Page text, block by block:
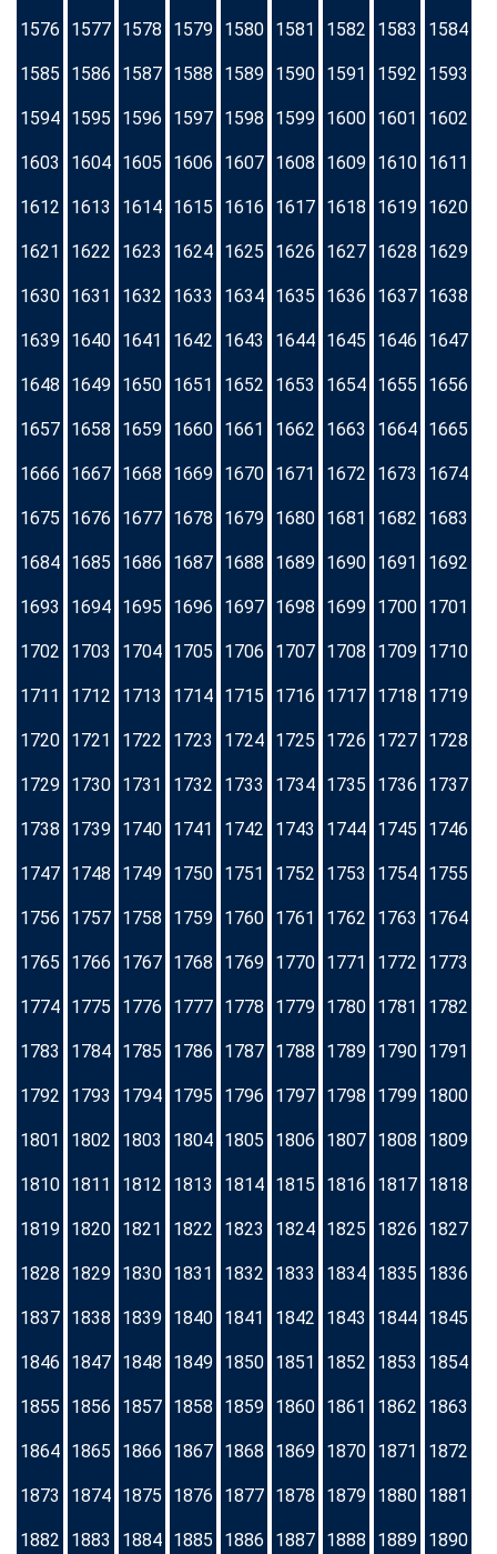
1576 1577 1578 1579 1580 1581 1582 1583 1584
1585 1586 1587 1588 1589 1590 1591 1592 1593
1594 1595 1596 1597 1598 1599 1600 1601 1602
1603 1604 1605 1606 1607 1608 1609 1610 1611
1612 1613 1614 1615 1616 1617 1618 1619 1620
1621 1622 1623 1624 1625 1626 1627 1628 1629
1630 1631 1632 1633 1634 1635 1636 1637 1638
1639 1640 1641 1642 1643 1644 1645 1646 1647
1648 1649 1650 1651 1652 1653 1654 1655 1656
1657 1658 1659 1660 1661 1662 1663 1664 1665
1666 1667 1668 1669 1670 1671 1672 1673 1674
1675 1676 1677 1678 1679 1680 1681 1682 1683
1684 1685 1686 1687 1688 1689 1690 1691 1692
1693 1694 1695 1696 1697 1698 1699 1700 1701
1702 1703 1704 1705 1706 1707 1708 1709 1710
1711 1712 1713 1714 1715 1716 1717 1718 1719
1720 1721 1722 1723 1724 1725 1726 1727 1728
1729 1730 1731 1732 1733 1734 1735 1736 1737
1738 1739 1740 1741 1742 1743 1744 1745 1746
1747 1748 1749 1750 1751 1752 1753 1754 1755
1756 1757 1758 1759 1760 1761 1762 1763 1764
1765 1766 1767 1768 1769 1770 1771 1772 1773
1774 1775 1776 1777 1778 1779 1780 1781 1782
1783 1784 1785 1786 1787 1788 1789 1790 1791
1792 1793 1794 1795 1796 1797 1798 1799 1800
1801 1802 1803 1804 1805 1806 1807 1808 1809
1810 1811 1812 1813 1814 1815 1816 1817 1818
1819 1820 1821 1822 1823 1824 1825 1826 1827
1828 1829 1830 1831 1832 1833 1834 1835 1836
1837 1838 1839 1840 1841 1842 1843 1844 1845
1846 1847 1848 1849 1850 1851 1852 1853 1854
1855 1856 1857 1858 1859 1860 1861 1862 1863
1864 1865 1866 1867 1868 1869 1870 1871 1872
1873 1874 1875 1876 1877 1878 1879 1880 1881
1882 1883 1884 1885 1886 1887 1888 1889 1890